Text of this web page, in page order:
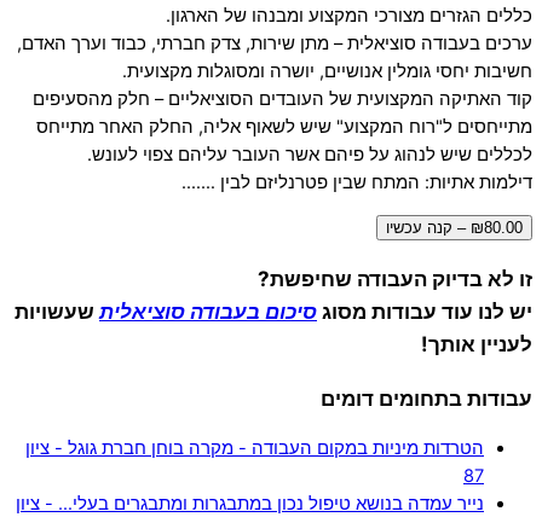
כללים הגזרים מצורכי המקצוע ומבנהו של הארגון.
ערכים בעבודה סוציאלית – מתן שירות, צדק חברתי, כבוד וערך האדם,
חשיבות יחסי גומלין אנושיים, יושרה ומסוגלות מקצועית.
קוד האתיקה המקצועית של העובדים הסוציאליים – חלק מהסעיפים
מתייחסים ל"רוח המקצוע" שיש לשאוף אליה, החלק האחר מתייחס
לכללים שיש לנהוג על פיהם אשר העובר עליהם צפוי לעונש.
דילמות אתיות: המתח שבין פטרנליזם לבין …….
₪80.00 – קנה עכשיו
זו לא בדיוק העבודה שחיפשת?
יש לנו עוד עבודות מסוגסיכום בעבודה סוציאליתשעשויות
לעניין אותך!
עבודות בתחומים דומים
הטרדות מיניות במקום העבודה - מקרה בוחן חברת גוגל - ציון
87
נייר עמדה בנושא טיפול נכון במתבגרות ומתבגרים בעלי… - ציון